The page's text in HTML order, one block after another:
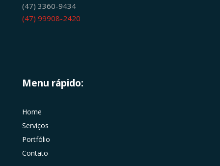
(47) 3360-9434
(47) 99908-2420
Menu rápido:
Home
Serviços
Portfólio
Contato